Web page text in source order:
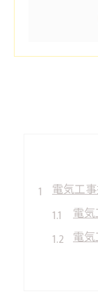
電気工
電
電
電